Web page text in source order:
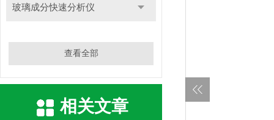
玻璃成分快速分析仪
查看全部
相关文章